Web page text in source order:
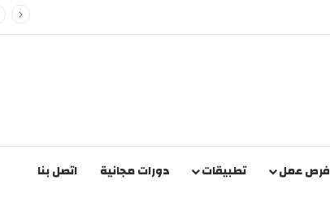
فرص عمل تطبيقات دورات مجانية اتصل بنا